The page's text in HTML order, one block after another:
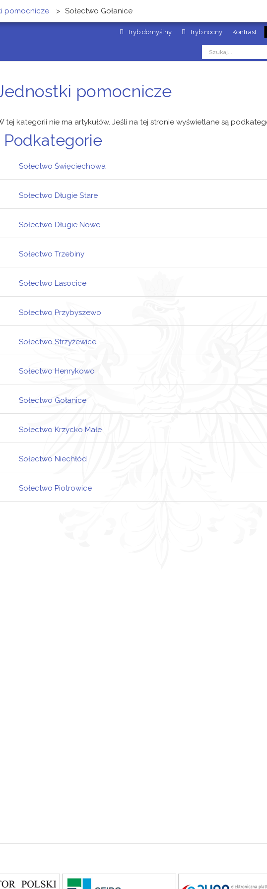
Tryb domyślny Tryb nocny Kontrast
pomocnicze > Sołectwo Gołanice
pomocnicze
tej kategorii nie ma artykułów. Jeśli na tej stronie wyświetlane są
Podkategorie
Sołectwo Święciechowa
Fundusz Sołecki
Sołectwo Długie Stare
Fundusz Sołecki
Sołectwo Długie Nowe
Fundusz Sołecki
Sołectwo Trzebiny
Fundusz Sołecki
Sołectwo Lasocice
Fundusz Sołecki
Sołectwo Przybyszewo
Fundusz Sołecki
Sołectwo Strzyżewice
Fundusz Sołecki
Sołectwo Henrykowo
Fundusz Sołecki
Sołectwo Gołanice
Fundusz Sołecki
Sołectwo Krzycko Małe
Fundusz Sołecki
Sołectwo Niechłód
Fundusz Sołecki
Sołectwo Piotrowice